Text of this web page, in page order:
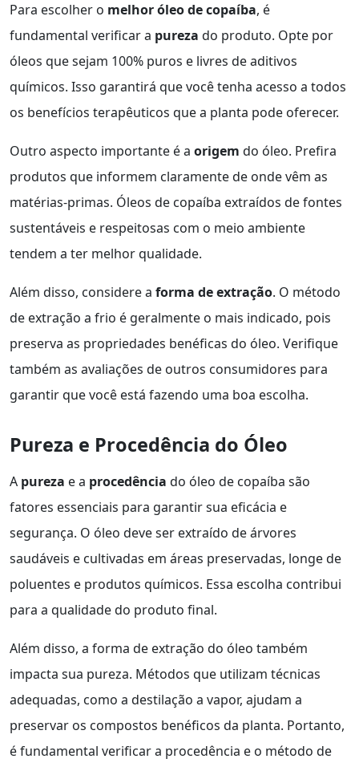
Para escolher o melhor óleo de copaíba, é
fundamental verificar a pureza do produto. Opte por
óleos que sejam 100% puros e livres de aditivos
químicos. Isso garantirá que você tenha acesso a todos
os benefícios terapêuticos que a planta pode oferecer.
Outro aspecto importante é a origem do óleo. Prefira
produtos que informem claramente de onde vêm as
matérias-primas. Óleos de copaíba extraídos de fontes
sustentáveis e respeitosas com o meio ambiente
tendem a ter melhor qualidade.
Além disso, considere a forma de extração. O método
de extração a frio é geralmente o mais indicado, pois
preserva as propriedades benéficas do óleo. Verifique
também as avaliações de outros consumidores para
garantir que você está fazendo uma boa escolha.
Pureza e Procedência do Óleo
A pureza e a procedência do óleo de copaíba são
fatores essenciais para garantir sua eficácia e
segurança. O óleo deve ser extraído de árvores
saudáveis e cultivadas em áreas preservadas, longe de
poluentes e produtos químicos. Essa escolha contribui
para a qualidade do produto final.
Além disso, a forma de extração do óleo também
impacta sua pureza. Métodos que utilizam técnicas
adequadas, como a destilação a vapor, ajudam a
preservar os compostos benéficos da planta. Portanto,
é fundamental verificar a procedência e o método de